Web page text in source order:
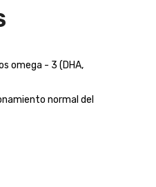
omega - 3 (DHA,
normal del